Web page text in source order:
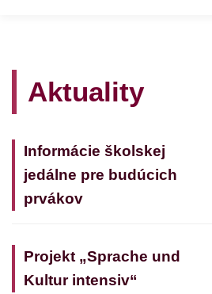
Aktuality
Informácie školskej
jedálne pre budúcich
prvákov
Projekt „Sprache und
Kultur intensiv“